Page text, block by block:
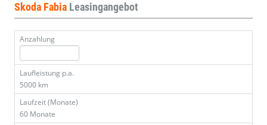
Skoda Fabia Leasingangebot
Anzahlung
Laufleistung p.a.
5000 km
Laufzeit (Monate)
60 Monate